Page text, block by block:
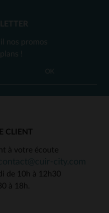
nos promos
!
OK
CLIENT
à votre écoute
de 10h à 12h30
à 18h.